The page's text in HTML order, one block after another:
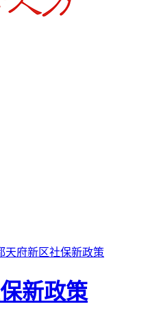
天府新区社保新政策
新政策